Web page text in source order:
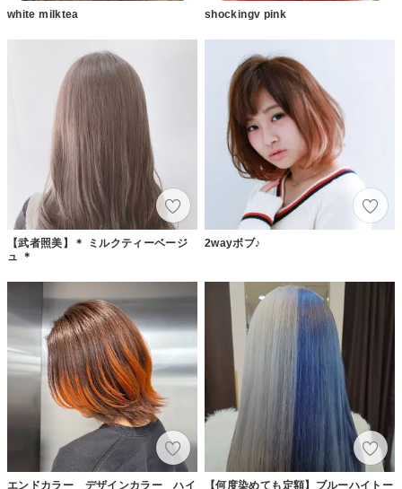
white milktea shockingv pink
【武者照美】＊ ミルクティーベージ
ュ ＊
2wayボブ♪
エンドカラー デザインカラー ハイ
【何度染めても定額】ブルーハイトー